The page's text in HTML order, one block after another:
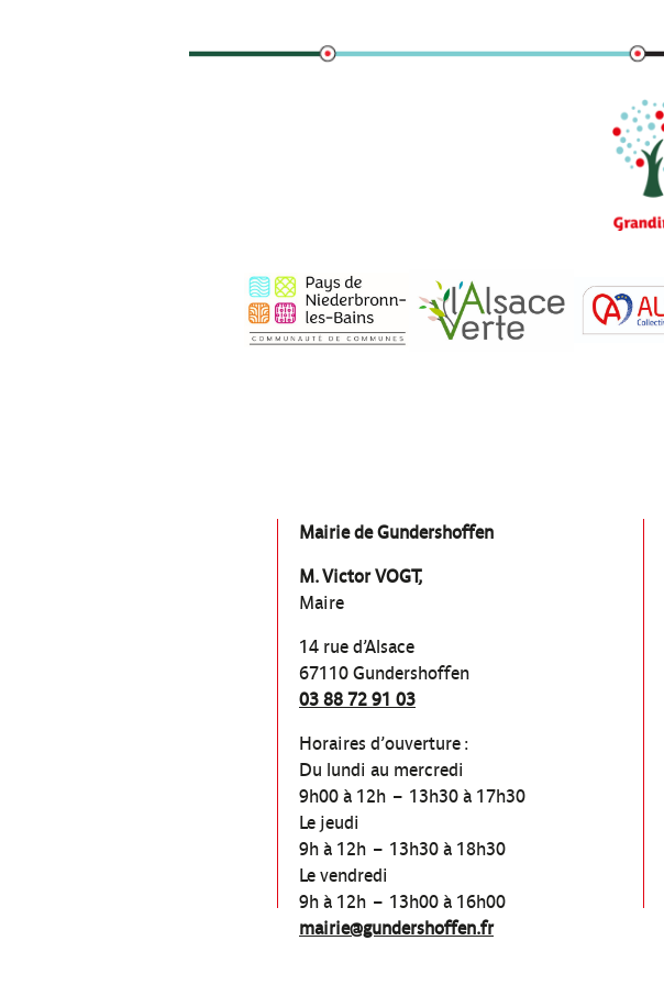
Mairie de Gundershoffen
M. Victor VOGT,
Maire
14 rue d’Alsace
67110 Gundershoffen
03 88 72 91 03
Horaires d’ouverture :
Du lundi au mercredi
9h00 à 12h – 13h30 à 17h30
Le jeudi
9h à 12h – 13h30 à 18h30
Le vendredi
9h à 12h – 13h00 à 16h00
mairie@gundershoffen.fr